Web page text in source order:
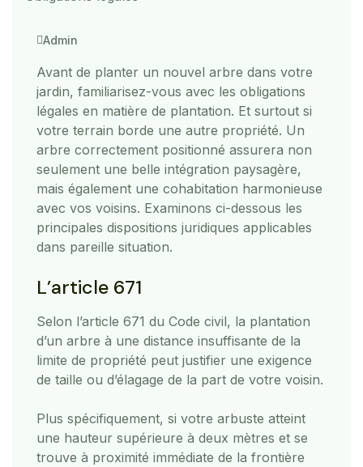
Admin
Avant de planter un nouvel arbre dans votre
jardin, familiarisez-vous avec les obligations
légales en matière de plantation. Et surtout si
votre terrain borde une autre propriété. Un
arbre correctement positionné assurera non
seulement une belle intégration paysagère,
mais également une cohabitation harmonieuse
avec vos voisins. Examinons ci-dessous les
principales dispositions juridiques applicables
dans pareille situation.
L’article 671
Selon l’article 671 du Code civil, la plantation
d’un arbre à une distance insuffisante de la
limite de propriété peut justifier une exigence
de taille ou d’élagage de la part de votre voisin.
Plus spécifiquement, si votre arbuste atteint
une hauteur supérieure à deux mètres et se
trouve à proximité immédiate de la frontière